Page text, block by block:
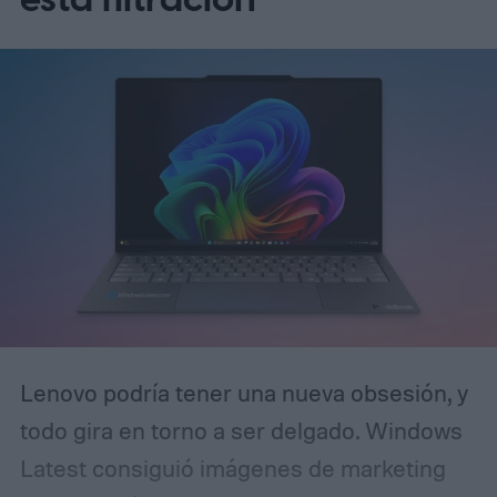
Lenovo podría tener una nueva obsesión, y
todo gira en torno a ser delgado. Windows
Latest consiguió imágenes de marketing